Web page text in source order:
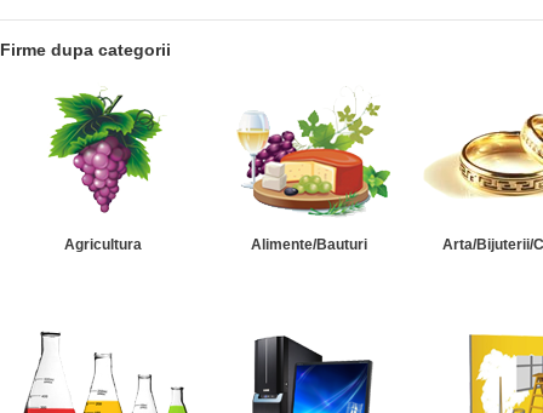
Firme dupa categorii
Agricultura Alimente/Bauturi Arta/Bijuterii/